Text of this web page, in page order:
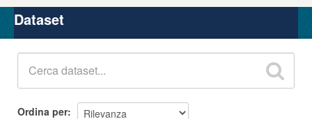
Organizzazioni
Gruppi
Dataset
Ordina per